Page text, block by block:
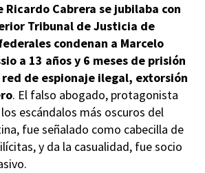
Ricardo Cabrera se jubilaba con
Tribunal de Justicia de
condenan a Marcelo
a 13 años y 6 meses de prisión
de espionaje ilegal, extorsión
. El falso abogado, protagonista
escándalos más oscuros del
fue señalado como cabecilla de
y da la casualidad, fue socio